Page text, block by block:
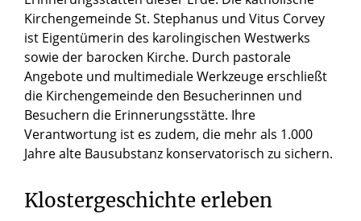
Kirchengemeinde St. Stephanus und Vitus Corvey
ist Eigentümerin des karolingischen Westwerks
sowie der barocken Kirche. Durch pastorale
Angebote und multimediale Werkzeuge erschließt
die Kirchengemeinde den Besucherinnen und
Besuchern die Erinnerungsstätte. Ihre
Verantwortung ist es zudem, die mehr als 1.000
Jahre alte Bausubstanz konservatorisch zu sichern.
Klostergeschichte erleben